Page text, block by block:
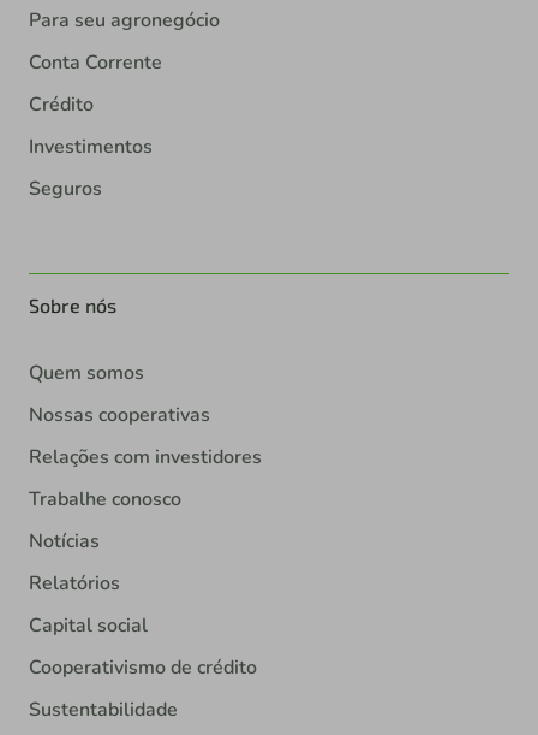
Para seu agronegócio
Conta Corrente
Crédito
Investimentos
Seguros
Sobre nós
Quem somos
Nossas cooperativas
Relações com investidores
Trabalhe conosco
Notícias
Relatórios
Capital social
Cooperativismo de crédito
Sustentabilidade